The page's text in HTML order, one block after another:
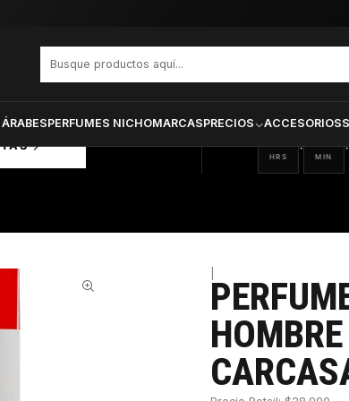
PERFUMES NICHOMARCASPRECIOS ACCESORIOS
10
HRS
: 40
MIN
: